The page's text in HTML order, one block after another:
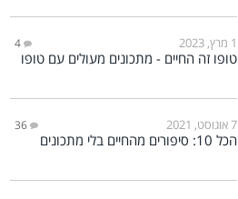
1 מרץ, 2023 4
טופו זה החיים - מתכונים מעולים עם טופו
7 אוגוסט, 2021 36
הכל 10: סיפורים מהחיים בלי מתכונים